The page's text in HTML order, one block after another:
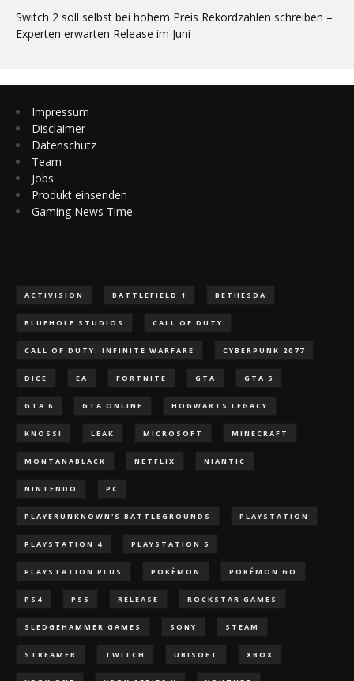
Switch 2 soll selbst bei hohem Preis Rekordzahlen schreiben –
Experten erwarten Release im Juni
Impressum
Disclaimer
Datenschutz
Team
Jobs
Produkt einsenden
Gaming News Time
ACTIVISION BATTLEFIELD 1 BETHESDA
BLUEHOLE STUDIOS CALL OF DUTY
CALL OF DUTY: INFINITE WARFARE CYBERPUNK 2077
DICE EA FORTNITE GTA GTA 5
GTA 6 GTA ONLINE HOGWARTS LEGACY
KNOSSI LEAK MICROSOFT MINECRAFT
MONTANABLACK NETFLIX NIANTIC
NINTENDO PC
PLAYERUNKNOWN'S BATTLEGROUNDS PLAYSTATION
PLAYSTATION 4 PLAYSTATION 5
PLAYSTATION PLUS POKÈMON POKÉMON GO
PS4 PS5 RELEASE ROCKSTAR GAMES
SLEDGEHAMMER GAMES SONY STEAM
STREAMER TWITCH UBISOFT XBOX